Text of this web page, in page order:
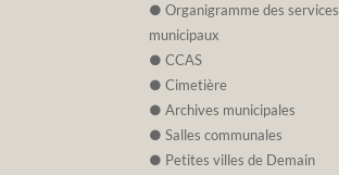
Organigramme des services
municipaux
CCAS
Cimetière
Archives municipales
Salles communales
Petites villes de Demain